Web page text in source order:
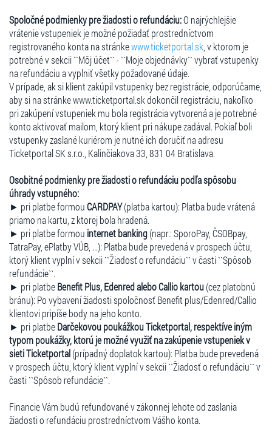
Spoločné podmienky pre žiadosti o refundáciu:O najrýchlejšie
vrátenie vstupeniek je možné požiadať prostredníctvom
registrovaného konta na stránkewww.ticketportal.sk , v ktorom je
potrebné v sekcii ``Môj účet`` - ``Moje objednávky`` vybrať vstupenky
na refundáciu a vyplniť všetky požadované údaje.
V prípade, ak si klient zakúpil vstupenky bez registrácie, odporúčame,
aby si na stránke www.ticketportal.sk dokončil registráciu, nakoľko
pri zakúpení vstupeniek mu bola registrácia vytvorená a je potrebné
konto aktivovať mailom, ktorý klient pri nákupe zadával. Pokiaľ boli
vstupenky zaslané kuriérom je nutné ich doručiť na adresu
Ticketportal SK s.r.o., Kalinčiakova 33, 831 04 Bratislava.
Osobitné podmienky pre žiadosti o refundáciu podľa spôsobu
úhrady vstupného:
► pri platbe formouCARDPAY(platba kartou): Platba bude vrátená
priamo na kartu, z ktorej bola hradená.
► pri platbe formou internet banking(napr.: SporoPay, ČSOBpay,
TatraPay, ePlatby VÚB, ...): Platba bude prevedená v prospech účtu,
ktorý klient vyplní v sekcii ``Žiadosť o refundáciu`` v časti ``Spôsob
refundácie``.
► pri platbeBenefit Plus, Edenred alebo Callio kartou(cez platobnú
bránu): Po vybavení žiadosti spoločnosť Benefit plus/Edenred/Callio
klientovi pripíše body na jeho konto.
► pri platbeDarčekovou poukážkou Ticketportal, respektíve iným
typom poukážky, ktorú je možné využiť na zakúpenie vstupeniek v
sieti Ticketportal(prípadný doplatok kartou): Platba bude prevedená
v prospech účtu, ktorý klient vyplní v sekcii ``Žiadosť o refundáciu`` v
časti ``Spôsob refundácie``.
Financie Vám budú refundované v zákonnej lehote od zaslania
žiadosti o refundáciu prostredníctvom Vášho konta.